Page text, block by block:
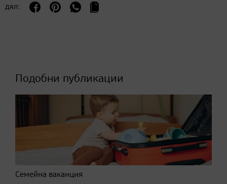
дял:
Подобни публикации
Семейна ваканция